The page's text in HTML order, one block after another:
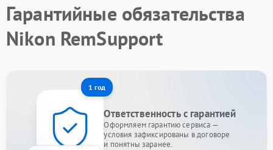
Гарантийные обязательства
Nikon RemSupport
1 год
Ответственность с гарантией
Оформляем гарантию сервиса —
условия зафиксированы в договоре
и понятны заранее.